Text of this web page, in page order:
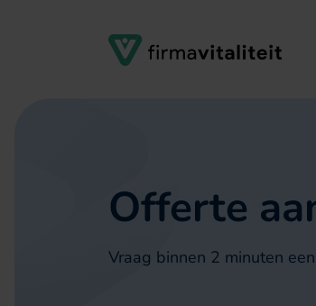
Offerte
Vraag binnen 2 minuten een